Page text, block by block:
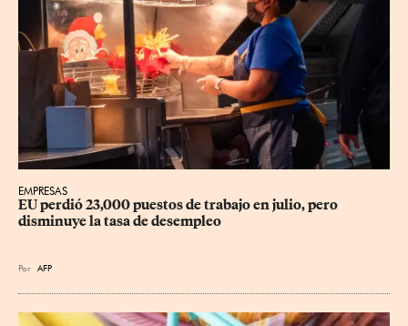
EMPRESAS
EU perdió 23,000 puestos de trabajo en julio, pero
disminuye la tasa de desempleo
Por AFP